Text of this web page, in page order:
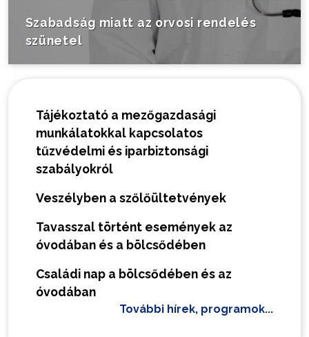
Szabadság miatt az orvosi rendelés
szünetel
Tájékoztató a mezőgazdasági
munkálatokkal kapcsolatos
tűzvédelmi és iparbiztonsági
szabályokról
Veszélyben a szőlőültetvények
Tavasszal történt események az
óvodában és a bölcsődében
Családi nap a bölcsődében és az
óvodában
További hírek, programok...